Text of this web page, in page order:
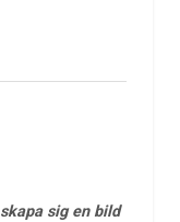
sig en bild